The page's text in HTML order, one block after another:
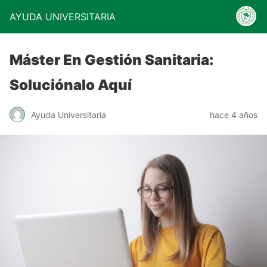
AYUDA UNIVERSITARIA
Máster En Gestión Sanitaria:
Soluciónalo Aquí
Ayuda Universitaria hace 4 años